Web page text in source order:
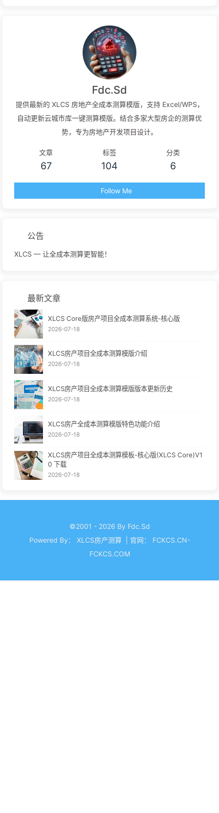
Fdc.Sd
提供最新的 XLCS 房地产全成本测算模版，支持 Excel/WPS，
自动更新云城市库一键测算模版。结合多家大型房企的测算优
势，专为房地产开发项目设计。
文章
67
标签
104
分类
6
Follow Me
公告
XLCS — 让全成本测算更智能！
最新文章
XLCS Core版房产项目全成本测算系统-核心版
2026-07-18
XLCS房产项目全成本测算模版介绍
2026-07-18
XLCS房产项目全成本测算模版版本更新历史
2026-07-18
XLCS房产全成本测算模版特色功能介绍
2026-07-18
XLCS房产项目全成本测算模板-核心版(XLCS Core)V1
0 下载
2026-07-18
©2001 - 2026 By Fdc.Sd
Powered By： XLCS房产测算 官网： FCKCS.CN-
FCKCS.COM